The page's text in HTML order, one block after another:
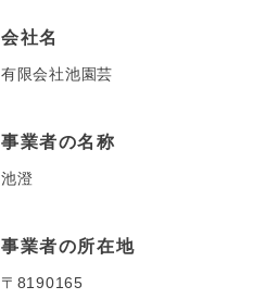
会社名
有限会社池園芸
事業者の名称
池澄
事業者の所在地
〒8190165